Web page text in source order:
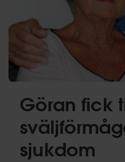
Göran fick
sjukdom